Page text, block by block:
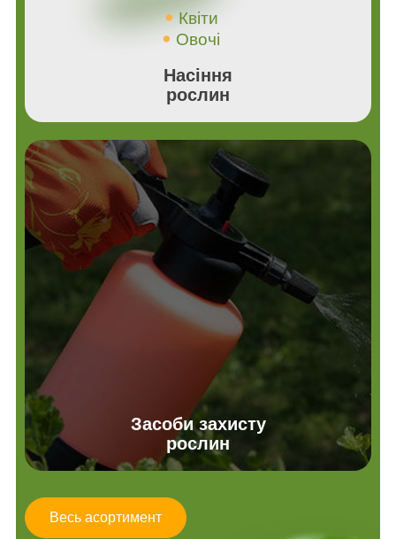
Квіти
Овочі
Насіння
рослин
Засоби захисту
рослин
Весь асортимент